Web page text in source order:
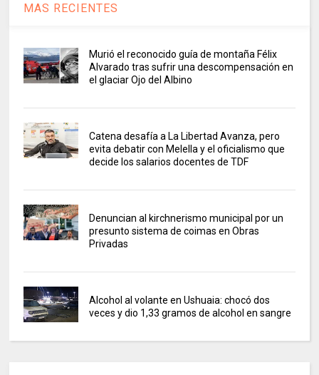
MAS RECIENTES
Murió el reconocido guía de montaña Félix
Alvarado tras sufrir una descompensación en
el glaciar Ojo del Albino
Catena desafía a La Libertad Avanza, pero
evita debatir con Melella y el oficialismo que
decide los salarios docentes de TDF
Denuncian al kirchnerismo municipal por un
presunto sistema de coimas en Obras
Privadas
Alcohol al volante en Ushuaia: chocó dos
veces y dio 1,33 gramos de alcohol en sangre